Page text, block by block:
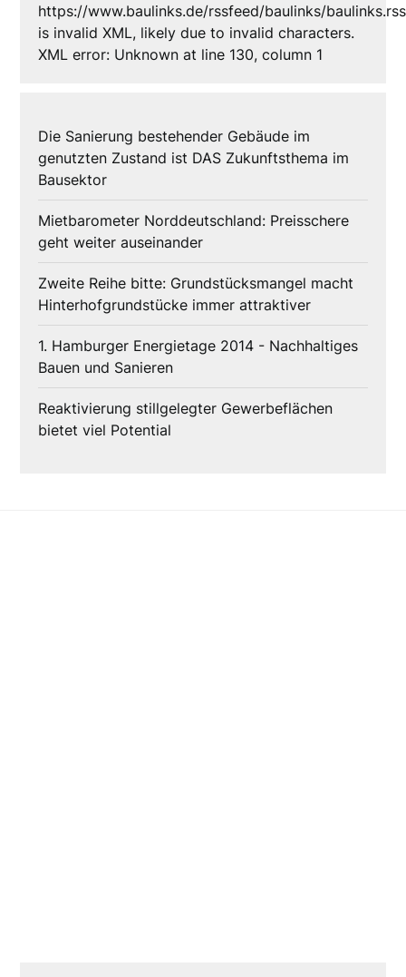
https://www.baulinks.de/rssfeed/baulinks/baulinks.rss
is invalid XML, likely due to invalid characters.
XML error: Unknown at line 130, column 1
Die Sanierung bestehender Gebäude im
genutzten Zustand ist DAS Zukunftsthema im
Bausektor
Mietbarometer Norddeutschland: Preisschere
geht weiter auseinander
Zweite Reihe bitte: Grundstücksmangel macht
Hinterhofgrundstücke immer attraktiver
1. Hamburger Energietage 2014 - Nachhaltiges
Bauen und Sanieren
Reaktivierung stillgelegter Gewerbeflächen
bietet viel Potential